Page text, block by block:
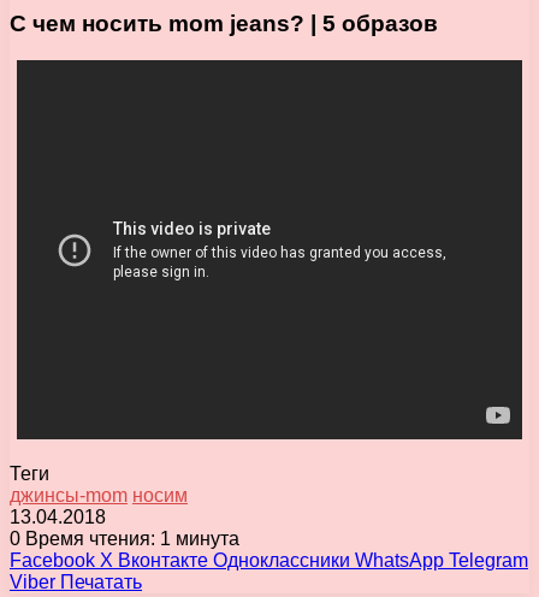
С чем носить mom jeans? | 5 образов
Теги
джинсы-mom носим
13.04.2018
0 Время чтения: 1 минута
Facebook X Вконтакте Одноклассники WhatsApp Telegram
Viber Печатать